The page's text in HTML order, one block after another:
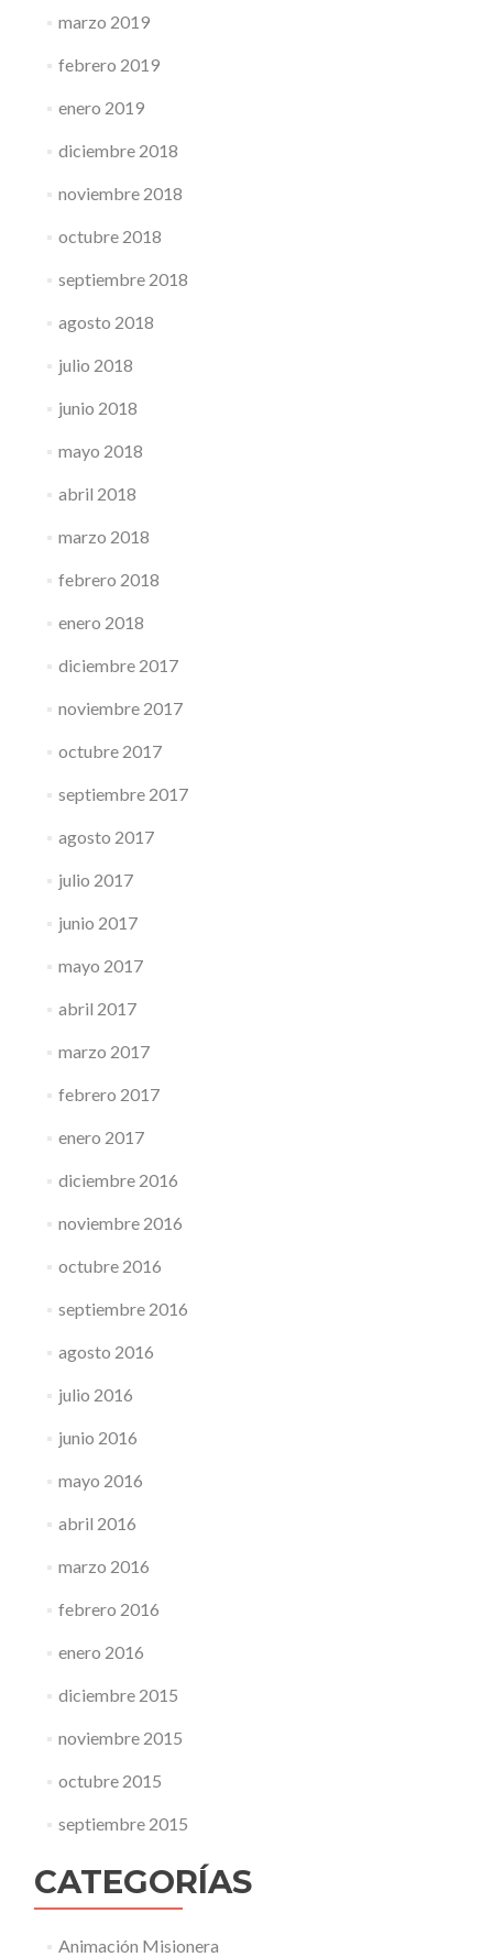
marzo 2019
febrero 2019
enero 2019
diciembre 2018
noviembre 2018
octubre 2018
septiembre 2018
agosto 2018
julio 2018
junio 2018
mayo 2018
abril 2018
marzo 2018
febrero 2018
enero 2018
diciembre 2017
noviembre 2017
octubre 2017
septiembre 2017
agosto 2017
julio 2017
junio 2017
mayo 2017
abril 2017
marzo 2017
febrero 2017
enero 2017
diciembre 2016
noviembre 2016
octubre 2016
septiembre 2016
agosto 2016
julio 2016
junio 2016
mayo 2016
abril 2016
marzo 2016
febrero 2016
enero 2016
diciembre 2015
noviembre 2015
octubre 2015
septiembre 2015
CATEGORÍAS
Animación Misionera